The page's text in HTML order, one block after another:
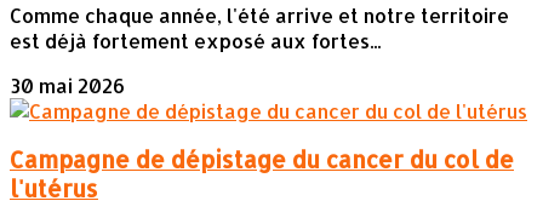
Comme chaque année, l'été arrive et notre territoire
est déjà fortement exposé aux fortes...
30 mai 2026
Campagne de dépistage du cancer du col de
l'utérus